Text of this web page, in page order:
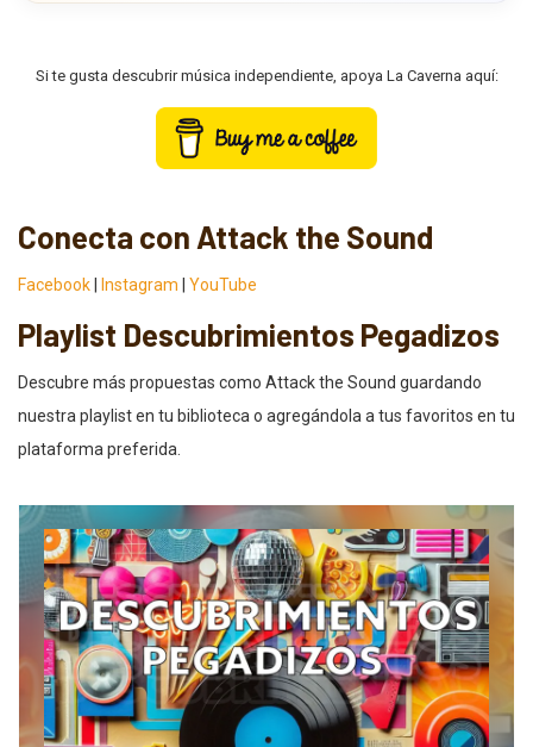
Si te gusta descubrir música independiente, apoya La Caverna aquí:
Conecta con Attack the Sound
Facebook Instagram YouTube
Playlist Descubrimientos Pegadizos
Descubre más propuestas como Attack the Sound guardando
nuestra playlist en tu biblioteca o agregándola a tus favoritos en tu
plataforma preferida.